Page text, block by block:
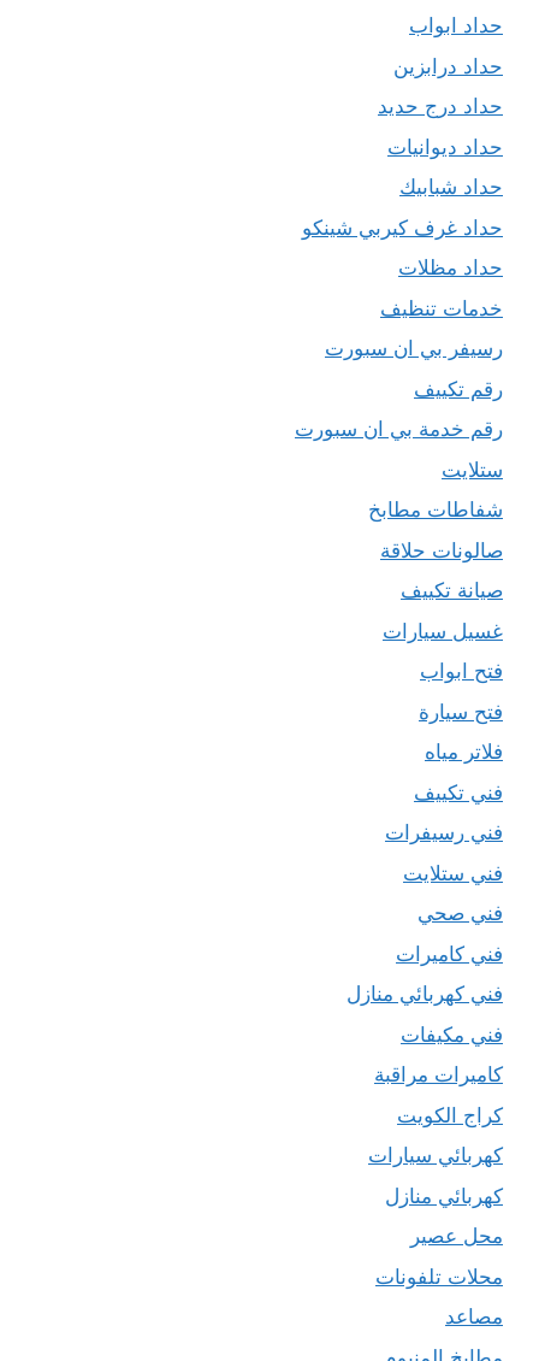
حداد ابواب
حداد درابزين
حداد درج حديد
حداد ديوانيات
حداد شبابيك
حداد غرف كيربي شينكو
حداد مظلات
خدمات تنظيف
رسيفر بي ان سبورت
رقم تكييف
رقم خدمة بي ان سبورت
ستلايت
شفاطات مطابخ
صالونات حلاقة
صيانة تكييف
غسيل سيارات
فتح ابواب
فتح سيارة
فلاتر مياه
فني تكييف
فني رسيفرات
فني ستلايت
فني صحي
فني كاميرات
فني كهربائي منازل
فني مكيفات
كاميرات مراقبة
كراج الكويت
كهربائي سيارات
كهربائي منازل
محل عصير
محلات تلفونات
مصاعد